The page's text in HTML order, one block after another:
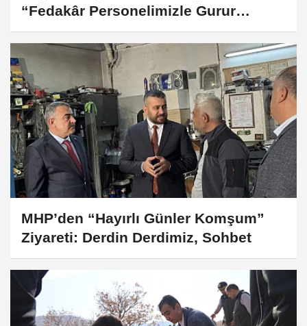
“Fedakâr Personelimizle Gurur
Duyuyoruz”
MHP’den “Hayırlı Günler Komşum”
Ziyareti: Derdin Derdimiz, Sohbet